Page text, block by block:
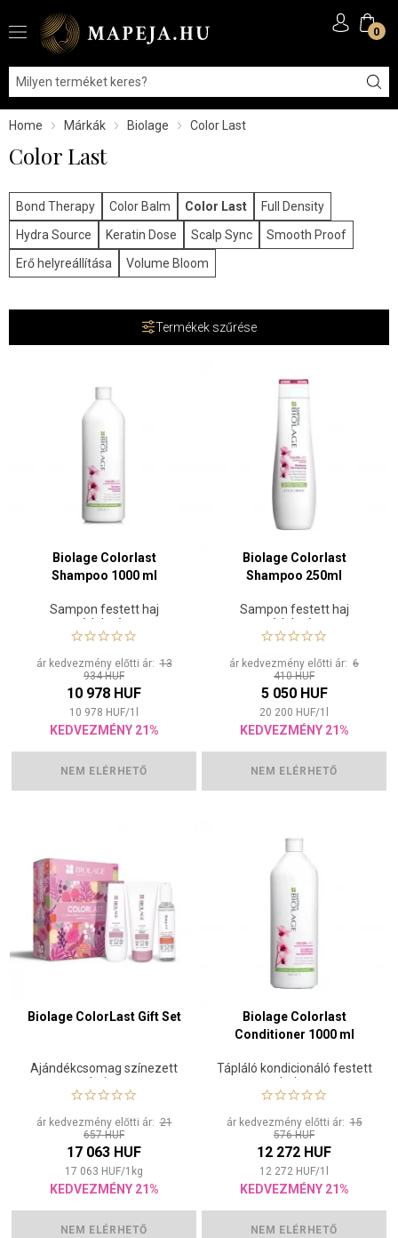
0
Home Márkák Biolage Color Last
Color Last
Bond Therapy Color Balm Color Last
Full Density
Hydra Source
Keratin Dose Scalp Sync
Smooth Proof
Erő helyreállítása
Volume Bloom
Termékek szűrése
Biolage Colorlast
Shampoo 1000 ml
Sampon festett haj
védelmére
ár kedvezmény előtti ár:13
934 HUF
10 978 HUF
10 978 HUF/1
KEDVEZMÉNY 21%
NEM ELÉRHETŐ
Biolage Colorlast
Shampoo 250ml
Sampon festett haj
védelmére
ár kedvezmény előtti ár: 6
410 HUF
5 050 HUF
20 200 HUF/1
KEDVEZMÉNY 21%
NEM ELÉRHETŐ
Biolage ColorLast Gift Set
Ajándékcsomag színezett
hajra
ár kedvezmény előtti ár:21
657 HUF
17 063 HUF
17 063 HUF/1 kg
KEDVEZMÉNY 21%
NEM ELÉRHETŐ
Biolage Colorlast
Conditioner 1000 ml
Tápláló kondicionáló festett
hajra
ár kedvezmény előtti ár:15
576 HUF
12 272 HUF
12 272 HUF/1
KEDVEZMÉNY 21%
NEM ELÉRHETŐ